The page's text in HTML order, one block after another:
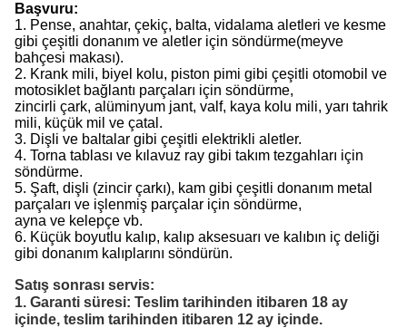
Başvuru:
1. Pense, anahtar, çekiç, balta, vidalama aletleri ve kesme
gibi çeşitli donanım ve aletler için söndürme(meyve
bahçesi makası).
2. Krank mili, biyel kolu, piston pimi gibi çeşitli otomobil ve
motosiklet bağlantı parçaları için söndürme,
zincirli çark, alüminyum jant, valf, kaya kolu mili, yarı tahrik
mili, küçük mil ve çatal.
3. Dişli ve baltalar gibi çeşitli elektrikli aletler.
4. Torna tablası ve kılavuz ray gibi takım tezgahları için
söndürme.
5. Şaft, dişli (zincir çarkı), kam gibi çeşitli donanım metal
parçaları ve işlenmiş parçalar için söndürme,
ayna ve kelepçe vb.
6. Küçük boyutlu kalıp, kalıp aksesuarı ve kalıbın iç deliği
gibi donanım kalıplarını söndürün.
Satış sonrası servis:
1. Garanti süresi: Teslim tarihinden itibaren 18 ay
içinde, teslim tarihinden itibaren 12 ay içinde.